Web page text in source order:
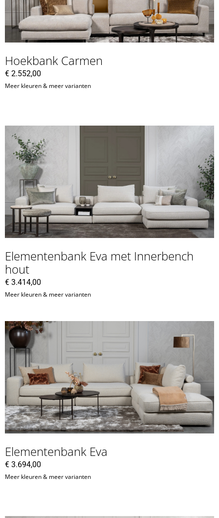
Hoekbank Carmen
€ 2.552,00
Meer kleuren & meer varianten
Elementenbank Eva met Innerbench
hout
€ 3.414,00
Meer kleuren & meer varianten
Elementenbank Eva
€ 3.694,00
Meer kleuren & meer varianten